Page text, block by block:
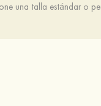
una talla estándar o